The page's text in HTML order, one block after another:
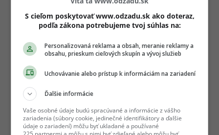
S cieľom poskytovať www.odzadu.sk ako doteraz,
podľa zákona potrebujeme tvoj súhlas na:
Personalizovaná reklama a obsah, meranie reklamy a
obsahu, prieskum cieľových skupín a vývoj služieb
Uchovávanie alebo prístup k informáciám na zariadení
Ďalšie informácie
Vaše osobné údaje budú spracúvané a informácie z vášho
zariadenia (súbory cookie, jedinečné identifikátory a ďalšie
údaje o zariadení) môžu byť ukladané a používané